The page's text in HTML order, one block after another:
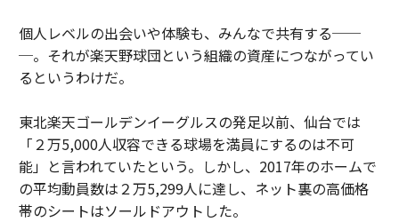
個人レベルの出会いや体験も、みんなで共有する──
─。それが楽天野球団という組織の資産につながってい
るというわけだ。
東北楽天ゴールデンイーグルスの発足以前、仙台では
「２万5,000人収容できる球場を満員にするのは不可
能」と言われていたという。しかし、2017年のホームで
の平均動員数は２万5,299人に達し、ネット裏の高価格
帯のシートはソールドアウトした。